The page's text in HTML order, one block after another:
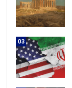
03